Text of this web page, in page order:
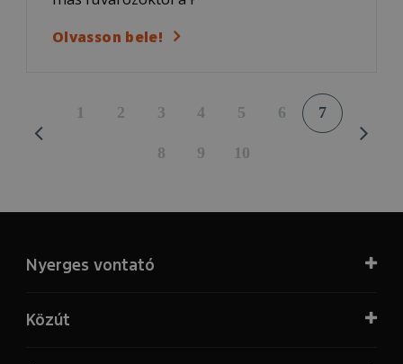
Olvasson bele!
1 2 3 4 5 6 7
8 9 10
Nyerges vontató
Közút